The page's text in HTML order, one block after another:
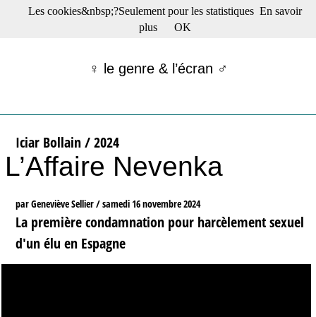
☰ Menu
Films récents
Tribunes
Bloc-notes
Archives
S’abonner à la Lettre !
♀ le genre & l’écran ♂
Iciar Bollain / 2024
L’Affaire Nevenka
par Geneviève Sellier /samedi 16 novembre 2024
La première condamnation pour harcèlement sexuel
d'un élu en Espagne
Les cookies&nbsp;?Seulement pour les statistiques En savoir
plus
OK